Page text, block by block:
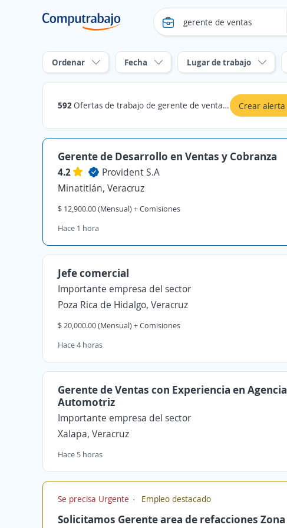
Ordenar Fecha Lugar de trabajo
592Ofertas de trabajo de gerente de ventas en Veracruz Crear alerta
Gerente de Desarrollo en Ventas y Cobranza
4.2
Provident S.A
Minatitlán, Veracruz
$ 12,900.00 (Mensual) + Comisiones
Hace 1 hora
Jefe comercial
Importante empresa del sector
Poza Rica de Hidalgo, Veracruz
$ 20,000.00 (Mensual) + Comisiones
Hace 4 horas
Gerente de Ventas con Experiencia en Agencia
Automotriz
Importante empresa del sector
Xalapa, Veracruz
Hace 5 horas
Se precisa Urgente Empleo destacado
Solicitamos Gerente area de refacciones Zona